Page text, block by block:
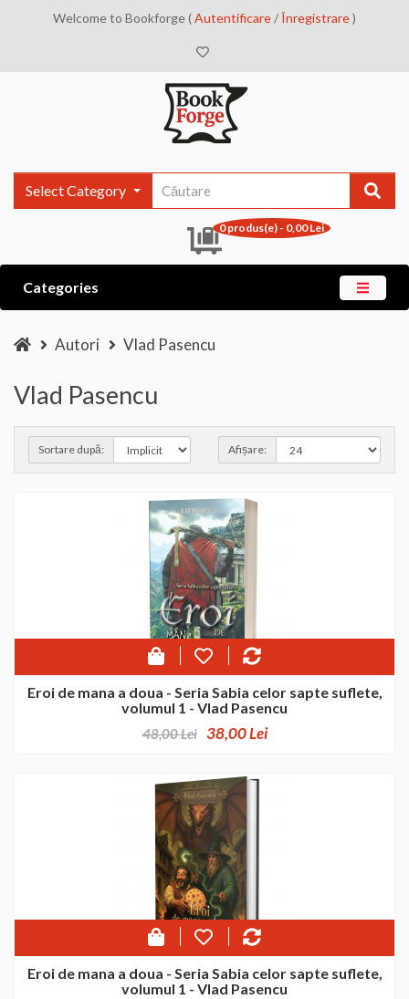
Welcome to Bookforge (Autentificare/Înregistrare)
Select Category
0 produs(e) - 0,00 Lei
Categories
Autori Vlad Pasencu
Vlad Pasencu
Sortare după: Afișare:
Eroi de mana a doua - Seria Sabia celor sapte suflete,
volumul 1 - Vlad Pasencu
48,00 Lei 38,00 Lei
Eroi de mana a doua - Seria Sabia celor sapte suflete,
volumul 1 - Vlad Pasencu